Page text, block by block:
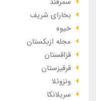
بخارای شریف
خیوه
مجله ازبکستان
قزاقستان
قرقیزستان
ونزوئلا
سریلانکا